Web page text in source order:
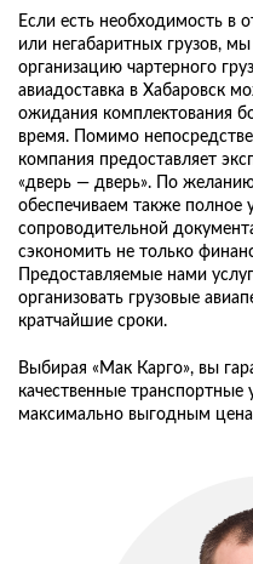
Если есть необходимость в
или негабаритных грузов,
организацию чартерного
авиадоставка в Хабаровск
ожидания комплектования
время. Помимо
компания предоставляет
«дверь — дверь». По
обеспечиваем также полное
сопроводительной
сэкономить не только
Предоставляемые нами
организовать грузовые
кратчайшие сроки.
Выбирая «Мак Карго», вы
качественные
максимально выгодным